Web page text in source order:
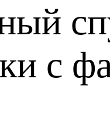
с